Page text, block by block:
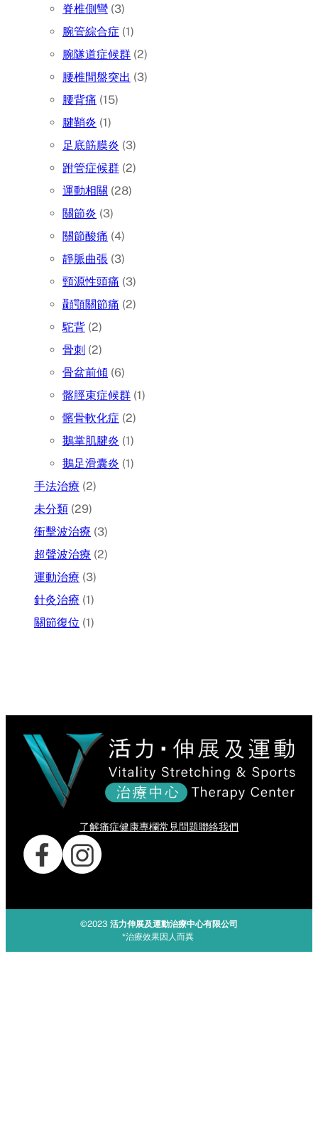
脊椎側彎 (3)
腕管綜合症 (1)
腕隧道症候群 (2)
腰椎間盤突出 (3)
腰背痛 (15)
腱鞘炎 (1)
足底筋膜炎 (3)
跗管症候群 (2)
運動相關 (28)
關節炎 (3)
關節酸痛 (4)
靜脈曲張 (3)
頸源性頭痛 (3)
顳顎關節痛 (2)
駝背 (2)
骨刺 (2)
骨盆前傾 (6)
髂脛束症候群 (1)
髕骨軟化症 (2)
鵝掌肌腱炎 (1)
鵝足滑囊炎 (1)
手法治療 (2)
未分類 (29)
衝擊波治療 (3)
超聲波治療 (2)
運動治療 (3)
針灸治療 (1)
關節復位 (1)
了解痛症健康專欄常見問題聯絡我們
©2023 活力伸展及運動治療中心有限公司
*治療效果因人而異